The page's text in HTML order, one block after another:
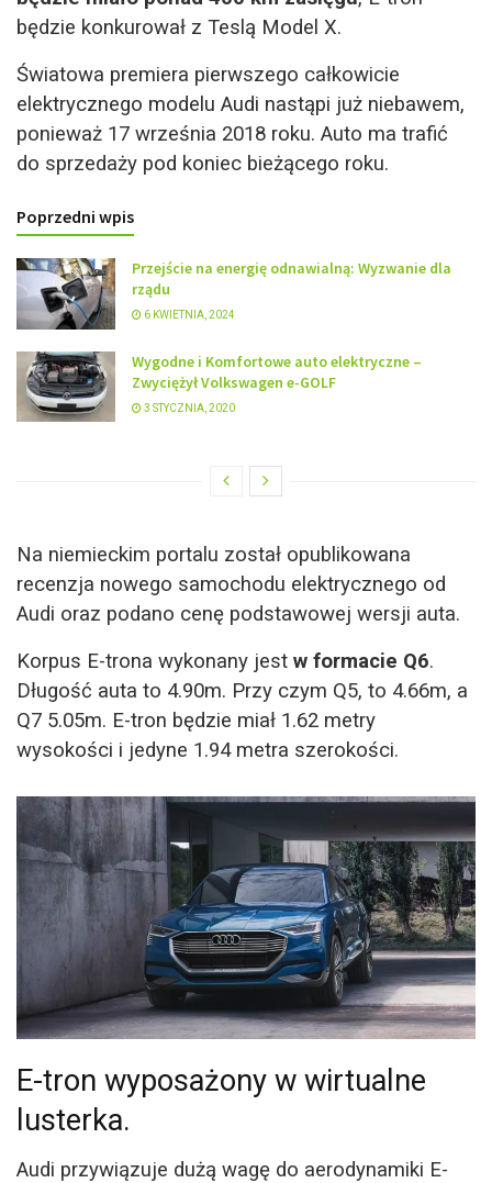
będzie konkurował z Teslą Model X.
Światowa premiera pierwszego całkowicie
elektrycznego modelu Audi nastąpi już niebawem,
ponieważ 17 września 2018 roku. Auto ma trafić
do sprzedaży pod koniec bieżącego roku.
Poprzedni wpis
Przejście na energię odnawialną: Wyzwanie dla
rządu
6 KWIETNIA, 2024
Wygodne i Komfortowe auto elektryczne –
Zwyciężył Volkswagen e-GOLF
3 STYCZNIA, 2020
Na niemieckim portalu został opublikowana
recenzja nowego samochodu elektrycznego od
Audi oraz podano cenę podstawowej wersji auta.
Korpus E-trona wykonany jest w formacie Q6.
Długość auta to 4.90m. Przy czym Q5, to 4.66m, a
Q7 5.05m. E-tron będzie miał 1.62 metry
wysokości i jedyne 1.94 metra szerokości.
E-tron wyposażony w wirtualne
lusterka.
Audi przywiązuje dużą wagę do aerodynamiki E-